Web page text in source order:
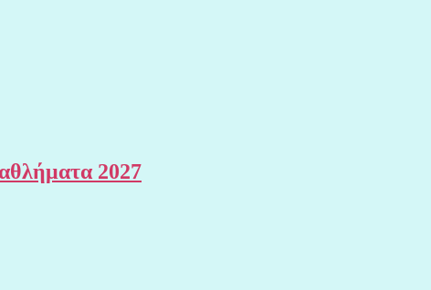
2027